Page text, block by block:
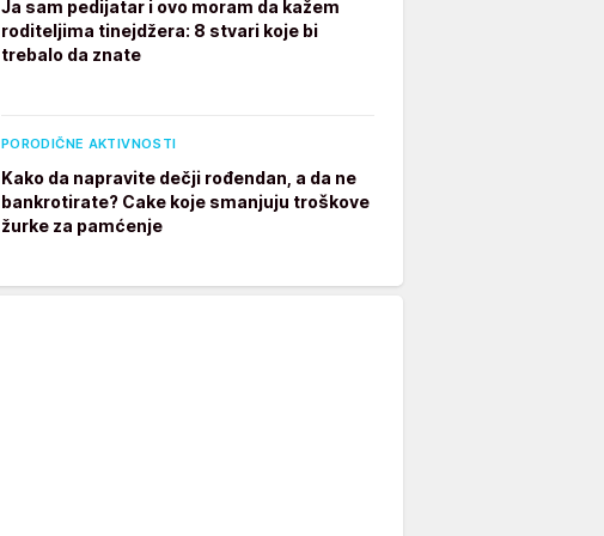
Ja sam pedijatar i ovo moram da kažem
roditeljima tinejdžera: 8 stvari koje bi
trebalo da znate
PORODIČNE AKTIVNOSTI
Kako da napravite dečji rođendan, a da ne
bankrotirate? Cake koje smanjuju troškove
žurke za pamćenje